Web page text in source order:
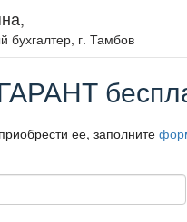
бухгалтер, г. Тамбо
ее, заполните